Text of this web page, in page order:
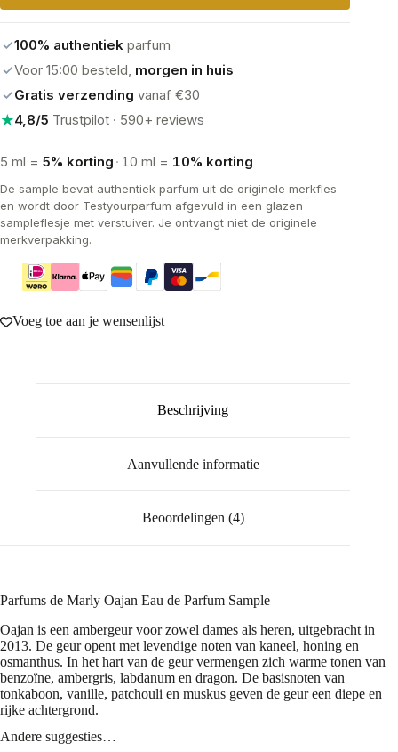
✓100% authentiek parfum
✓Voor 15:00 besteld, morgen in huis
✓Gratis verzending vanaf €30
★4,8/5 Trustpilot · 590+ reviews
5 ml = 5% korting · 10 ml = 10% korting
De sample bevat authentiek parfum uit de originele merkfles
en wordt door Testyourparfum afgevuld in een glazen
sampleflesje met verstuiver. Je ontvangt niet de originele
merkverpakking.
Voeg toe aan je wensenlijst
Beschrijving
Aanvullende informatie
Beoordelingen (4)
Parfums de Marly Oajan Eau de Parfum Sample
Oajan is een ambergeur voor zowel dames als heren, uitgebracht in
2013. De geur opent met levendige noten van kaneel, honing en
osmanthus. In het hart van de geur vermengen zich warme tonen van
benzoïne, ambergris, labdanum en dragon. De basisnoten van
tonkaboon, vanille, patchouli en muskus geven de geur een diepe en
rijke achtergrond.
Andere suggesties…